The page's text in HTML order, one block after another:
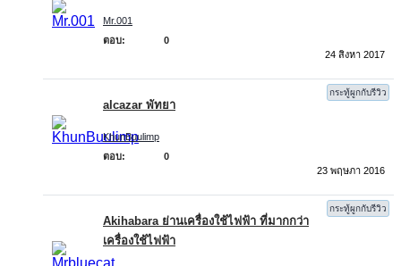
Mr.001
ตอบ:
0
24 สิงหา 2017
กระทู้ผูกกับรีวิว
alcazar พัทยา
KhunBuulimp
ตอบ:
0
23 พฤษภา 2016
กระทู้ผูกกับรีวิว
Akihabara ย่านเครื่องใช้ไฟฟ้า ที่มากกว่า
เครื่องใช้ไฟฟ้า